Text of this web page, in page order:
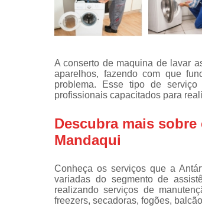
A conserto de maquina de lavar
aparelhos, fazendo com que
problema. Esse tipo de
profissionais capacitados para
Descubra mais
Mandaqui
Conheça os serviços que a
variadas do segmento de
realizando serviços de
freezers, secadoras, fogões,